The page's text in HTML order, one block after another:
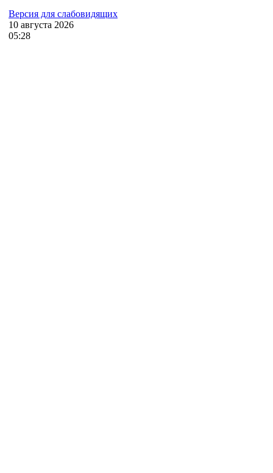
Версия для слабовидящих
10 августа 2026
05:28